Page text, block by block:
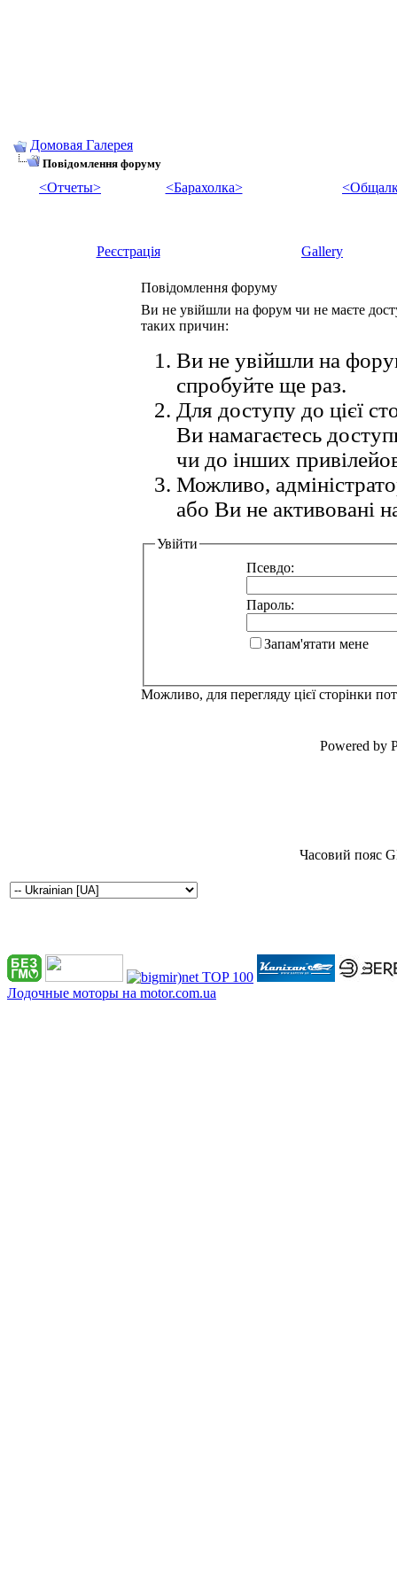
Домовая Галерея
Повідомлення форуму
<Отчеты> <Барахолка>
Реєстрація Gallery
Повідомлення форуму
Ви не увійшли на форум чи не маєте
таких причин:
Ви не увійшли на
спробуйте ще раз.
Для доступу до цієї
Ви намагаєтесь
чи до інших
Можливо,
або Ви не активовані
Увійти
Псевдо:
Пароль:
Запам'ятати мене
Можливо, для перегляду цієї сторінки
Powered by
Часовий пояс
Лодочные моторы на motor.com.ua